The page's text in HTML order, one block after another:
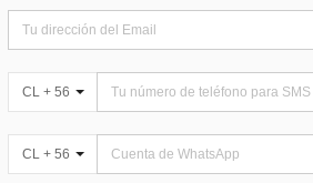
CL + 56
CL + 56